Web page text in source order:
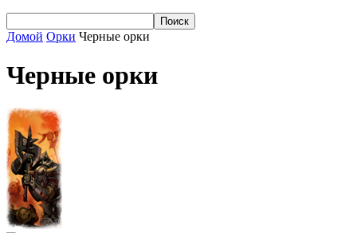
Домой Орки Черные орки
Черные орки